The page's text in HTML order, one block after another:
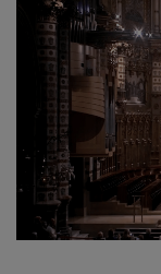
Fundació
Visita'ns
Ofrenes
Reserves